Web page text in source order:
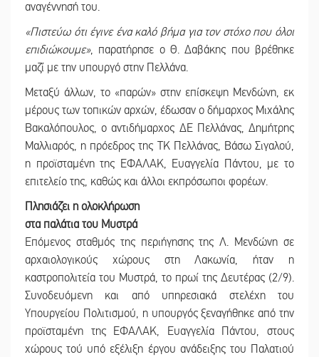
αναγέννησή του.
«Πιστεύω ότι έγινε ένα καλό βήμα για τον στόχο που όλοι
επιδιώκουμε», παρατήρησε ο Θ. Δαβάκης που βρέθηκε
μαζί με την υπουργό στην Πελλάνα.
Μεταξύ άλλων, το «παρών» στην επίσκεψη Μενδώνη, εκ
μέρους των τοπικών αρχών, έδωσαν ο δήμαρχος Μιχάλης
Βακαλόπουλος, ο αντιδήμαρχος ΔΕ Πελλάνας, Δημήτρης
Μαλλιαρός, η πρόεδρος της ΤΚ Πελλάνας, Βάσω Σιγαλού,
η προϊσταμένη της ΕΦΑΛΑΚ, Ευαγγελία Πάντου, με το
επιτελείο της, καθώς και άλλοι εκπρόσωποι φορέων.
Πλησιάζει η ολοκλήρωση
στα παλάτια του Μυστρά
Επόμενος σταθμός της περιήγησης της Λ. Μενδώνη σε
αρχαιολογικούς χώρους στη Λακωνία, ήταν η
καστροπολιτεία του Μυστρά, το πρωί της Δευτέρας (2/9).
Συνοδευόμενη και από υπηρεσιακά στελέχη του
Υπουργείου Πολιτισμού, η υπουργός ξεναγήθηκε από την
προϊσταμένη της ΕΦΑΛΑΚ, Ευαγγελία Πάντου, στους
χώρους τού υπό εξέλιξη έργου ανάδειξης του Παλατιού